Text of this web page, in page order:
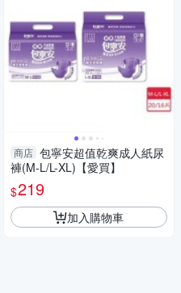
商店 包寧安超值乾爽成人紙尿
褲(M-L/L-XL)【愛買】
$219
加入購物車